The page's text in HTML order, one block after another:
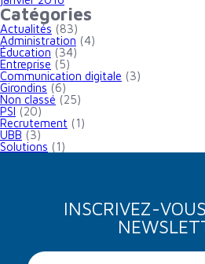
Catégories
Actualités (83)
Administration (4)
Éducation (34)
Entreprise (5)
Communication digitale (3)
Girondins (6)
Non classé (25)
PSI (20)
Recrutement (1)
UBB (3)
Solutions (1)
INSCRIVEZ-